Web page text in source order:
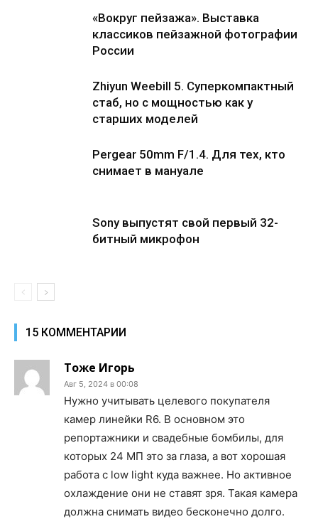
«Вокруг пейзажа». Выставка
классиков пейзажной фотографии
России
Zhiyun Weebill 5. Cуперкомпактный
стаб, но с мощностью как у
старших моделей
Pergear 50mm F/1.4. Для тех, кто
снимает в мануале
Sony выпустят свой первый 32-
битный микрофон
15 КОММЕНТАРИИ
Тоже Игорь
Авг 5, 2024 в 00:08
Нужно учитывать целевого покупателя
камер линейки R6. В основном это
репортажники и свадебные бомбилы, для
которых 24 МП это за глаза, а вот хорошая
работа с low light куда важнее. Но активное
охлаждение они не ставят зря. Такая камера
должна снимать видео бесконечно долго.